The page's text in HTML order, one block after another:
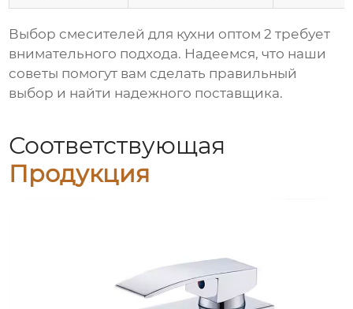
Выбор смесителей для кухни оптом 2 требует
внимательного подхода. Надеемся, что наши
советы помогут вам сделать правильный
выбор и найти надежного поставщика.
Соответствующая
Продукция